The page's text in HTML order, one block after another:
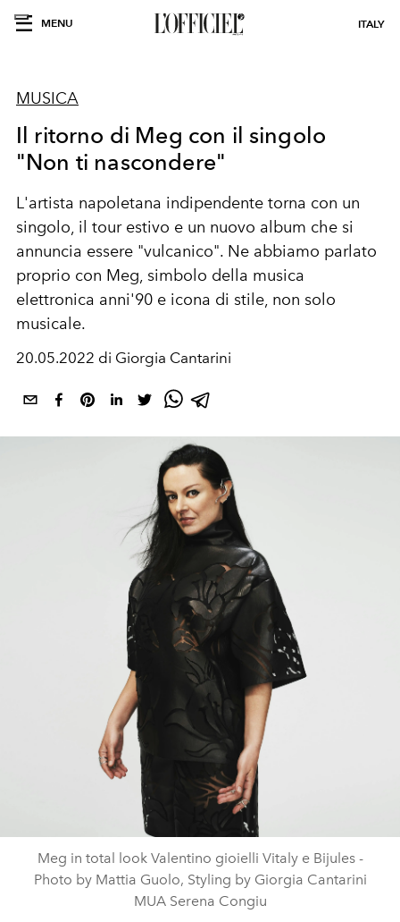
MENU ITALY
MUSICA
Il ritorno di Meg con il singolo
"Non ti nascondere"
L'artista napoletana indipendente torna con un
singolo, il tour estivo e un nuovo album che si
annuncia essere "vulcanico". Ne abbiamo parlato
proprio con Meg, simbolo della musica
elettronica anni'90 e icona di stile, non solo
musicale.
20.05.2022 di Giorgia Cantarini
Meg in total look Valentino gioielli Vitaly e Bijules -
Photo by Mattia Guolo, Styling by Giorgia Cantarini
MUA Serena Congiu